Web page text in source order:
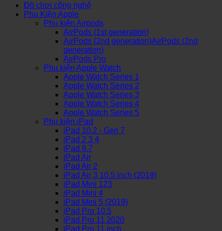
Đồ chơi công nghệ
Phụ Kiện Apple
Phụ kiện Airpods
AirPods (1st generation)
AirPods (2nd generation)AirPods (2nd
generation)
AirPods Pro
Phụ kiện Apple Watch
Apple Watch Series 1
Apple Watch Series 2
Apple Watch Series 3
Apple Watch Series 4
Apple Watch Series 5
Phụ kiện iPad
iPad 10.2 - Gen 7
iPad 2 3 4
iPad 9.7
iPad Air
iPad Air 2
iPad Air 3 10.5 inch (2019)
iPad Mini 123
iPad Mini 4
iPad Mini 5 (2019)
iPad Pro 10.5
iPad Pro 11 2020
iPad Pro 11 inch